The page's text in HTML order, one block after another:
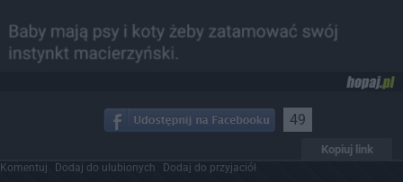
49
Kopiuj link
Komentuj Dodaj do ulubionych Dodaj do przyjaciół